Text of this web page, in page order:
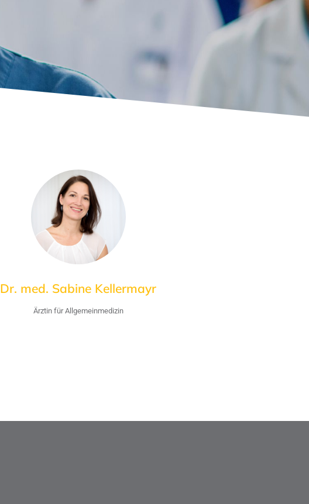
Dr. med. Sabine Kellermayr
Ärztin für Allgemeinmedizin